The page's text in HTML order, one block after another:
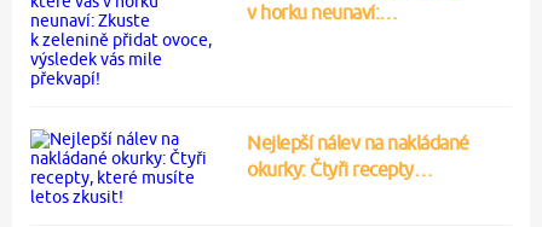
v horku neunaví:…
Nejlepší nálev na nakládané
okurky: Čtyři recepty…